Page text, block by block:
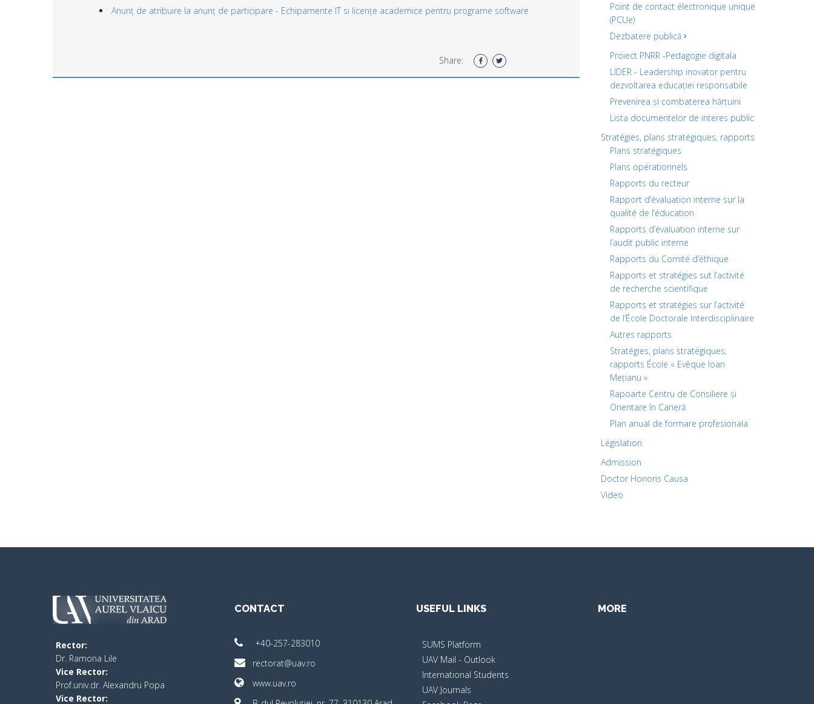
Anunț de atribuire la anunț de participare - Echipamente IT si licențe academice pentru programe software
Share:
Point de contact électronique unique
(PCUe)
Dezbatere publică
Proiect PNRR -Pedagogie digitala
LIDER - Leadership inovator pentru
dezvoltarea educației responsabile
Prevenirea și combaterea hărțuirii
Lista documentelor de interes public
Stratégies, plans stratégiques, rapports
Plans stratégiques
Plans opérationnels
Rapports du recteur
Rapport d’évaluation interne sur la
qualité de l’éducation
Rapports d’évaluation interne sur
l’audit public interne
Rapports du Comité d’éthique
Rapports et stratégies sut l’activité
de recherche scientifique
Rapports et stratégies sur l’activité
de l’École Doctorale Interdisciplinaire
Autres rapports
Stratégies, plans stratégiques,
rapports École « Evêque Ioan
Mețianu »
Rapoarte Centru de Consiliere și
Orientare în Carieră
Plan anual de formare profesionala
Législation
Admission
Doctor Honoris Causa
Video
Rector:
​Dr. Ramona Lile
Vice Rector:
Prof.univ.dr. Alexandru Popa
Vice Rector:
CONTACT
+40-257-283010
rectorat@uav.ro
www.uav.ro
USEFUL LINKS
SUMS Platform
UAV Mail - Outlook
International Students
UAV Journals
MORE